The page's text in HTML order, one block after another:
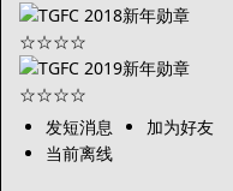
发短消息
加为好友
当前离线